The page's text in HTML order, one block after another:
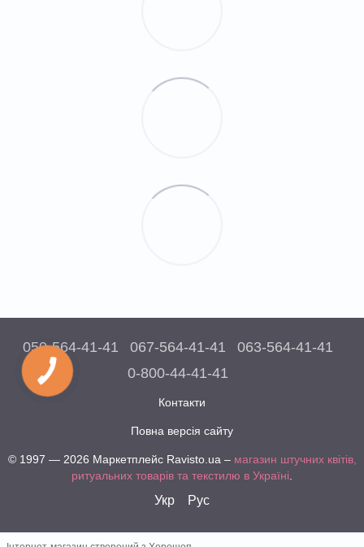
050-564-41-41 067-564-41-41
063-564-41-41
0-800-44-41-41
Контакти
Повна версія сайту
© 1997 — 2026 Маркетплейс Ravisto.ua – магазин штучних квітів,
ритуальних товарів та текстилю в Україні
Укр Рус